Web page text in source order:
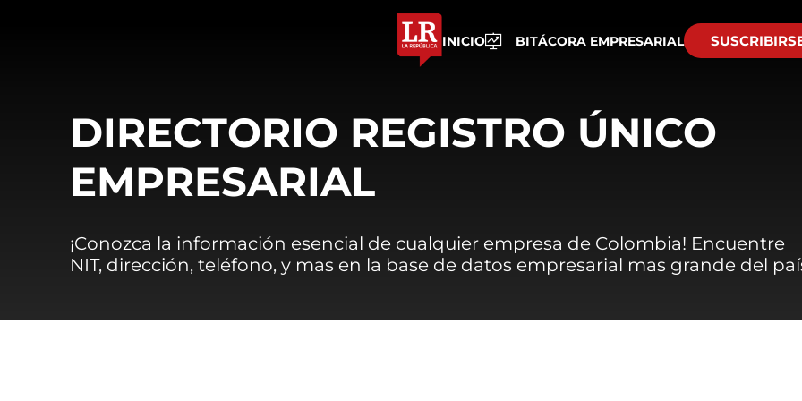
INICIO BITÁCORA EMPRESARIAL
DIRECTORIO REGISTRO ÚNICO
EMPRESARIAL
¡Conozca la información esencial de cualquier empresa de Colombia! Encuentre
NIT, dirección, teléfono, y mas en la base de datos empresarial mas grande del